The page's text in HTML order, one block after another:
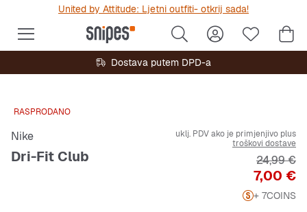
United by Attitude: Ljetni outfiti- otkrij sada!
Dostava putem DPD-a
RASPRODANO
Nike
Dri-Fit Club
uklj. PDV ako je primjenjivo plus
troškovi dostave
Cijena
7,00 €
24,99 €
+ 7COINS